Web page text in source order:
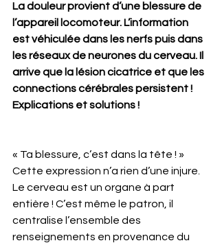
La douleur provient d’une blessure de
l’appareil locomoteur. L’information
est véhiculée dans les nerfs puis dans
les réseaux de neurones du cerveau. Il
arrive que la lésion cicatrice et que les
connections cérébrales persistent !
Explications et solutions !
« Ta blessure, c’est dans la tête ! »
Cette expression n’a rien d’une injure.
Le cerveau est un organe à part
entière ! C’est même le patron, il
centralise l’ensemble des
renseignements en provenance du